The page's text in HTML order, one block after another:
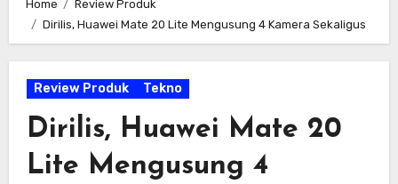
Home
Review Produk
Dirilis, Huawei Mate 20 Lite Mengusung 4 Kamera Sekaligus
Review Produk Tekno
Dirilis, Huawei Mate 20
Lite Mengusung 4